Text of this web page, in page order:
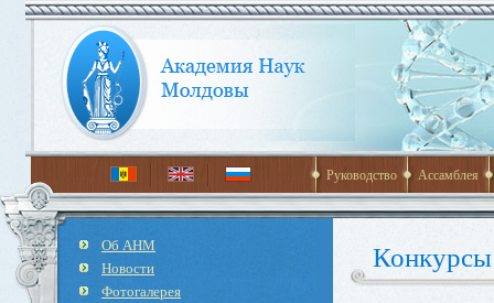
Руководство Ассамблея
Об АНМ
Новости
Фотогалерея